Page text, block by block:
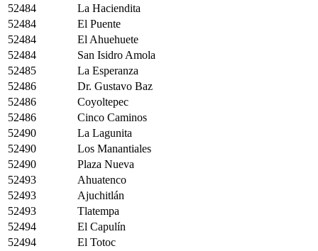
52484
La Haciendita
52484
El Puente
52484
El Ahuehuete
52484
San Isidro Amola
52485
La Esperanza
52486
Dr. Gustavo Baz
52486
Coyoltepec
52486
Cinco Caminos
52490
La Lagunita
52490
Los Manantiales
52490
Plaza Nueva
52493
Ahuatenco
52493
Ajuchitlán
52493
Tlatempa
52494
El Capulín
52494
El Totoc